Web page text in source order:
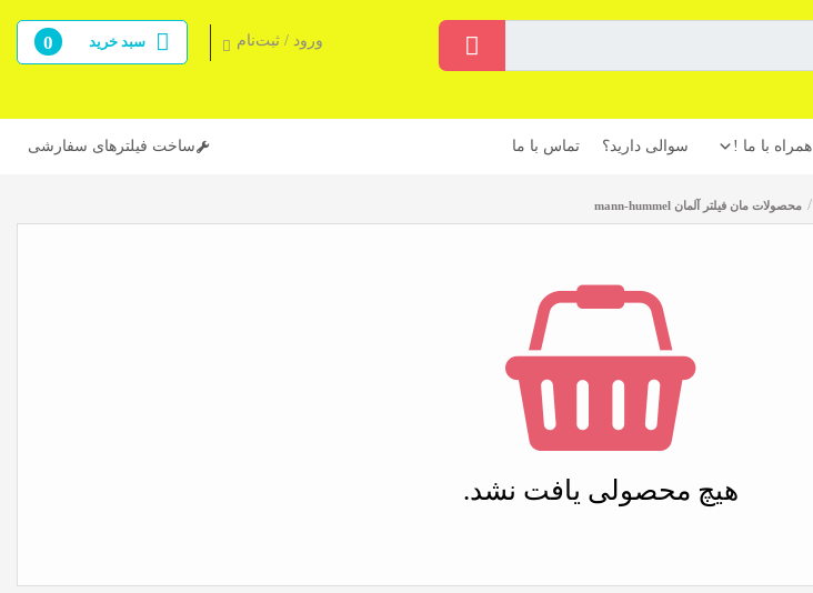
سبد خرید 0 ورود / ثبت‌نام
همراه با ما ! سوالی دارید؟ تماس با ما ساخت فیلترهای سفارشی
/ محصولات مان فیلتر آلمان mann-hummel
هیچ محصولی یافت نشد.